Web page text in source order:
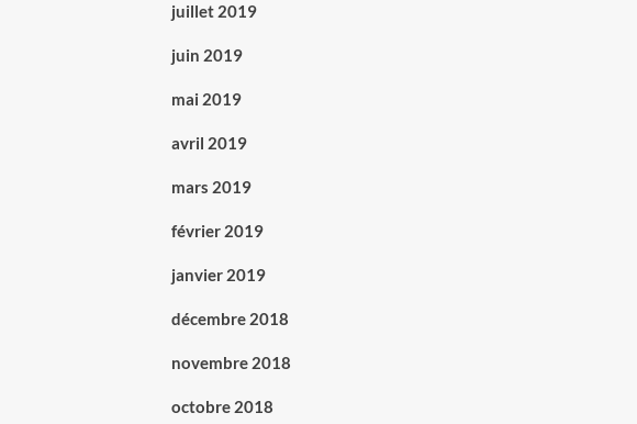
juillet 2019
juin 2019
mai 2019
avril 2019
mars 2019
février 2019
janvier 2019
décembre 2018
novembre 2018
octobre 2018